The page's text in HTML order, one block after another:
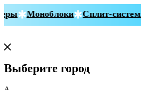
Моноблоки Сплит-системы
Выберите город